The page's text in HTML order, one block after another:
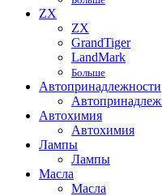
ZX
ZX
GrandTiger
LandMark
Больше
Автопринадлежности
Автохимия
Автохимия
Лампы
Лампы
Масла
Масла